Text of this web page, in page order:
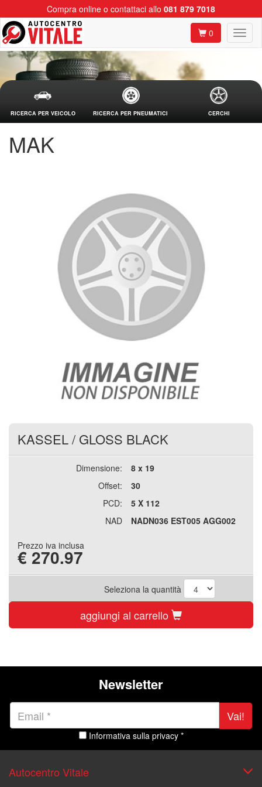
Compra online o contattaci allo 081 879 7018
0
RICERCA PER VEICOLO RICERCA PER PNEUMATICI CERCHI
MAK
KASSEL/ GLOSS BLACK
Dimensione:
8 x 19
Offset:
30
PCD:
5 X 112
NAD
NADN036 EST005 AGG002
Prezzo iva inclusa
€ 270.97
Seleziona la quantità
aggiungi al carrello
Newsletter
Vai!
Informativa sulla privacy *
Autocentro Vitale